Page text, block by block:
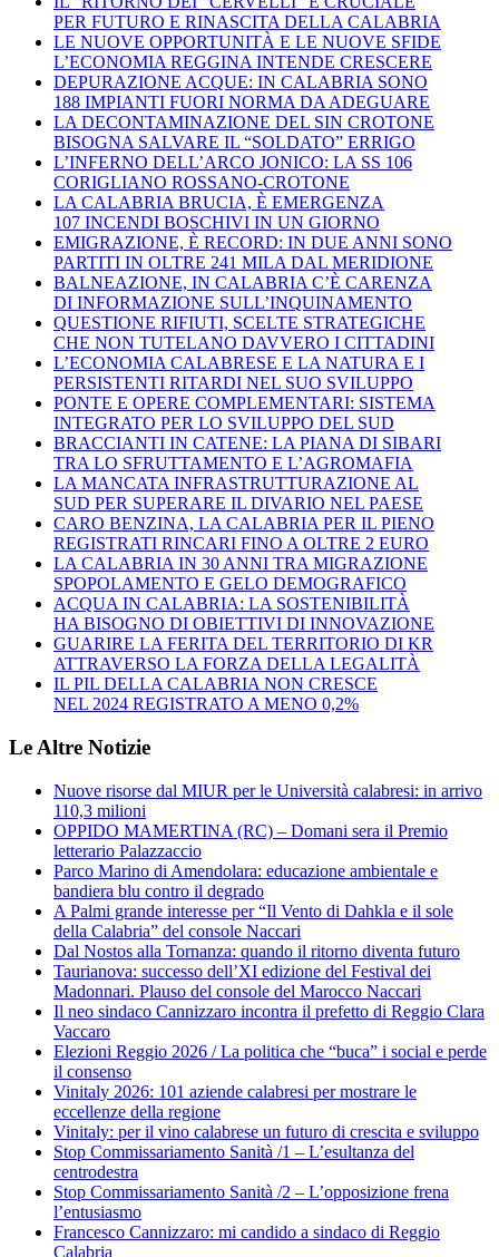
PER FUTURO E RINASCITA DELLA CALABRIA
LE NUOVE OPPORTUNITÀ E LE NUOVE SFIDE
L’ECONOMIA REGGINA INTENDE CRESCERE
DEPURAZIONE ACQUE: IN CALABRIA SONO
188 IMPIANTI FUORI NORMA DA ADEGUARE
LA DECONTAMINAZIONE DEL SIN CROTONE
BISOGNA SALVARE IL “SOLDATO” ERRIGO
L’INFERNO DELL’ARCO JONICO: LA SS 106
CORIGLIANO ROSSANO-CROTONE
LA CALABRIA BRUCIA, È EMERGENZA
107 INCENDI BOSCHIVI IN UN GIORNO
EMIGRAZIONE, È RECORD: IN DUE ANNI SONO
PARTITI IN OLTRE 241 MILA DAL MERIDIONE
BALNEAZIONE, IN CALABRIA C’È CARENZA
DI INFORMAZIONE SULL’INQUINAMENTO
QUESTIONE RIFIUTI, SCELTE STRATEGICHE
CHE NON TUTELANO DAVVERO I CITTADINI
L’ECONOMIA CALABRESE E LA NATURA E I
PERSISTENTI RITARDI NEL SUO SVILUPPO
PONTE E OPERE COMPLEMENTARI: SISTEMA
INTEGRATO PER LO SVILUPPO DEL SUD
BRACCIANTI IN CATENE: LA PIANA DI SIBARI
TRA LO SFRUTTAMENTO E L’AGROMAFIA
LA MANCATA INFRASTRUTTURAZIONE AL
SUD PER SUPERARE IL DIVARIO NEL PAESE
CARO BENZINA, LA CALABRIA PER IL PIENO
REGISTRATI RINCARI FINO A OLTRE 2 EURO
LA CALABRIA IN 30 ANNI TRA MIGRAZIONE
SPOPOLAMENTO E GELO DEMOGRAFICO
ACQUA IN CALABRIA: LA SOSTENIBILITÀ
HA BISOGNO DI OBIETTIVI DI INNOVAZIONE
GUARIRE LA FERITA DEL TERRITORIO DI KR
ATTRAVERSO LA FORZA DELLA LEGALITÀ
IL PIL DELLA CALABRIA NON CRESCE
NEL 2024 REGISTRATO A MENO 0,2%
Le Altre Notizie
Nuove risorse dal MIUR per le Università calabresi: in arrivo
110,3 milioni
OPPIDO MAMERTINA (RC) – Domani sera il Premio
letterario Palazzaccio
Parco Marino di Amendolara: educazione ambientale e
bandiera blu contro il degrado
A Palmi grande interesse per “Il Vento di Dahkla e il sole
della Calabria” del console Naccari
Dal Nostos alla Tornanza: quando il ritorno diventa futuro
Taurianova: successo dell’XI edizione del Festival dei
Madonnari. Plauso del console del Marocco Naccari
Il neo sindaco Cannizzaro incontra il prefetto di Reggio Clara
Vaccaro
Elezioni Reggio 2026 / La politica che “buca” i social e perde
il consenso
Vinitaly 2026: 101 aziende calabresi per mostrare le
eccellenze della regione
Vinitaly: per il vino calabrese un futuro di crescita e sviluppo
Stop Commissariamento Sanità /1 – L’esultanza del
centrodestra
Stop Commissariamento Sanità /2 – L’opposizione frena
l’entusiasmo
Francesco Cannizzaro: mi candido a sindaco di Reggio
Calabria